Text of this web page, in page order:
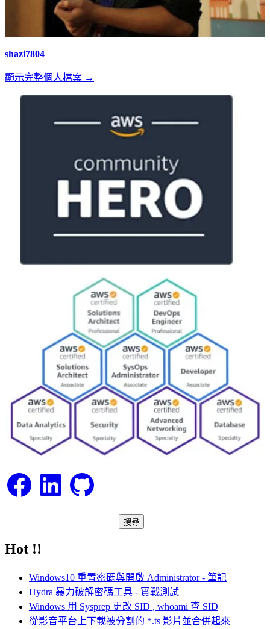
shazi7804
顯示完整個人檔案 →
FacebookLinkedIn GitHub
關
Hot !!
Windows10 重置密碼與開啟 Administrator - 筆記
Hydra 暴力破解密碼工具 - 實戰測試
Windows 用 Sysprep 更改 SID , whoami 查 SID
從影音平台上下載被分割的 *.ts 影片並合併起來